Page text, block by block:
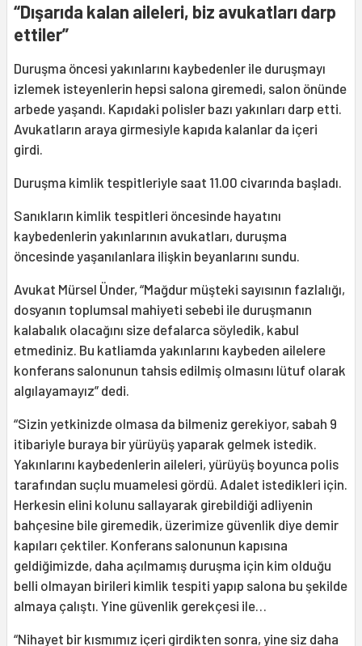
“Dışarıda kalan aileleri, biz avukatları darp
ettiler”
Duruşma öncesi yakınlarını kaybedenler ile duruşmayı
izlemek isteyenlerin hepsi salona giremedi, salon önünde
arbede yaşandı. Kapıdaki polisler bazı yakınları darp etti.
Avukatların araya girmesiyle kapıda kalanlar da içeri
girdi.
Duruşma kimlik tespitleriyle saat 11.00 civarında başladı.
Sanıkların kimlik tespitleri öncesinde hayatını
kaybedenlerin yakınlarının avukatları, duruşma
öncesinde yaşanılanlara ilişkin beyanlarını sundu.
Avukat Mürsel Ünder, “Mağdur müşteki sayısının fazlalığı,
dosyanın toplumsal mahiyeti sebebi ile duruşmanın
kalabalık olacağını size defalarca söyledik, kabul
etmediniz. Bu katliamda yakınlarını kaybeden ailelere
konferans salonunun tahsis edilmiş olmasını lütuf olarak
algılayamayız” dedi.
“Sizin yetkinizde olmasa da bilmeniz gerekiyor, sabah 9
itibariyle buraya bir yürüyüş yaparak gelmek istedik.
Yakınlarını kaybedenlerin aileleri, yürüyüş boyunca polis
tarafından suçlu muamelesi gördü. Adalet istedikleri için.
Herkesin elini kolunu sallayarak girebildiği adliyenin
bahçesine bile giremedik, üzerimize güvenlik diye demir
kapıları çektiler. Konferans salonunun kapısına
geldiğimizde, daha açılmamış duruşma için kim olduğu
belli olmayan birileri kimlik tespiti yapıp salona bu şekilde
almaya çalıştı. Yine güvenlik gerekçesi ile…
“Nihayet bir kısmımız içeri girdikten sonra, yine siz daha